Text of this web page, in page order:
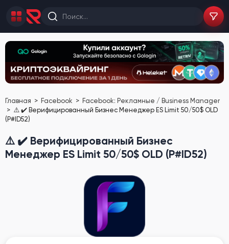
Главная Facebook
Facebook: Рекламные / Business Manager
⚠️ ✔️ Верифицированный Бизнес Менеджер ES Limit 50/50$ OLD
(P#ID52)
⚠️ ✔️ Верифицированный Бизнес
Менеджер ES Limit 50/50$ OLD (P#ID52)